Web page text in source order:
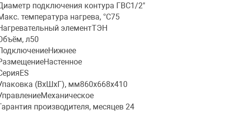
подключения контура ГВС1/2"
температура нагрева, °С75
элементТЭН
л50
(ВхШхГ), мм860х668х410
производителя, месяцев 24